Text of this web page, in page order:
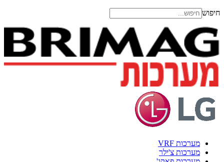
חיפוש
מערכות VRF
מערכות צ'ילר